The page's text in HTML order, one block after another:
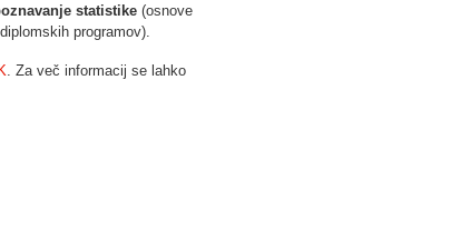
statistike (osnove
programov).
. Za več informacij se lahko